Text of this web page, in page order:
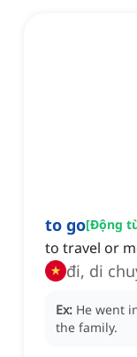
to go[Động
to travel or
đi, di
Ex: He went
the family.